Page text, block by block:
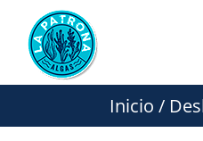
contenido
Inicio /